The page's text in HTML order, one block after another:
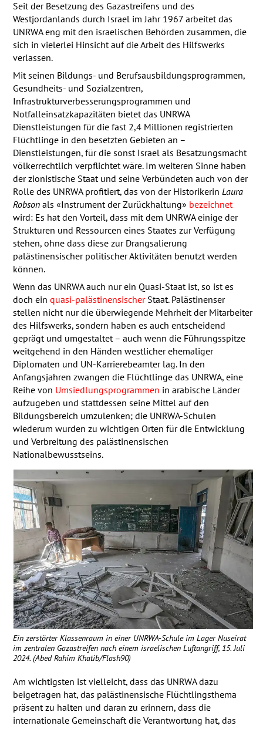
Seit der Besetzung des Gazastreifens und des
Westjordanlands durch Israel im Jahr 1967 arbeitet das
UNRWAeng mit den israelischen Behörden zusammen, die
sich in vielerlei Hinsicht auf die Arbeit des Hilfswerks
verlassen.
Mit seinen Bildungs- und Berufsausbildungsprogrammen,
Gesundheits- und Sozialzentren,
Infrastrukturverbesserungsprogrammen und
Notfalleinsatzkapazitäten bietet das UNRWA
Dienstleistungen für die fast 2,4 Millionen registrierten
Flüchtlinge in den besetzten Gebieten an –
Dienstleistungen, für die sonst Israel als Besatzungsmacht
völkerrechtlich verpflichtet wäre. Im weiteren Sinne haben
der zionistische Staat und seine Verbündeten auch von der
Rolle des UNRWAprofitiert, das von der Historikerin Laura
Robsonals «Instrument der Zurückhaltung» bezeichnet
wird: Es hat den Vorteil, dass mit dem UNRWAeinige der
Strukturen und Ressourcen eines Staates zur Verfügung
stehen, ohne dass diese zur Drangsalierung
palästinensischer politischer Aktivitäten benutzt werden
können.
Wenn das UNRWAauch nur ein Quasi-Staat ist, so ist es
doch ein quasi-palästinensischerStaat. Palästinenser
stellen nicht nur die überwiegende Mehrheit der Mitarbeiter
des Hilfswerks, sondern haben es auch entscheidend
geprägt und umgestaltet – auch wenn die Führungsspitze
weitgehend in den Händen westlicher ehemaliger
Diplomaten und UN-Karrierebeamter lag. In den
Anfangsjahren zwangen die Flüchtlinge das UNRWA, eine
Reihe von Umsiedlungsprogrammen in arabische Länder
aufzugeben und stattdessen seine Mittel auf den
Bildungsbereich umzulenken; die UNRWA-Schulen
wiederum wurden zu wichtigen Orten für die Entwicklung
und Verbreitung des palästinensischen
Nationalbewusstseins.
Ein zerstörter Klassenraum in einer UNRWA-Schule im Lager Nuseirat
im zentralen Gazastreifen nach einem israelischen Luftangriff, 15. Juli
2024. (Abed Rahim Khatib/Flash90)
Am wichtigsten ist vielleicht, dass das UNRWAdazu
beigetragen hat, das palästinensische Flüchtlingsthema
präsent zu halten und daran zu erinnern, dass die
internationale Gemeinschaft die Verantwortung hat, das